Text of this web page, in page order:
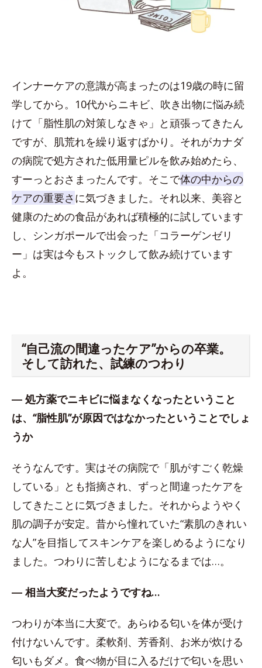
インナーケアの意識が高まったのは19歳の時に留
学してから。10代からニキビ、吹き出物に悩み続
けて「脂性肌の対策しなきゃ」と頑張ってきたん
ですが、肌荒れを繰り返すばかり。それがカナダ
の病院で処方された低用量ピルを飲み始めたら、
すーっとおさまったんです。そこで体の中からの
ケアの重要さ に気づきました。それ以来、美容と
健康のための食品があれば積極的に試しています
し、シンガポールで出会った「コラーゲンゼリ
ー」は実は今もストックして飲み続けています
よ。
“自己流の間違ったケア”からの卒業。
そして訪れた、試練のつわり
― 処方薬でニキビに悩まなくなったということ
は、“脂性肌”が原因ではなかったということでしょ
うか
そうなんです。実はその病院で「肌がすごく乾燥
している」とも指摘され、ずっと間違ったケアを
してきたことに気づきました。それからようやく
肌の調子が安定。昔から憧れていた“素肌のきれい
な人”を目指してスキンケアを楽しめるようになり
ました。つわりに苦しむようになるまでは…。
― 相当大変だったようですね…
つわりが本当に大変で。あらゆる匂いを体が受け
付けないんです。柔軟剤、芳香剤、お米が炊ける
匂いもダメ。食べ物が目に入るだけで匂いを思い